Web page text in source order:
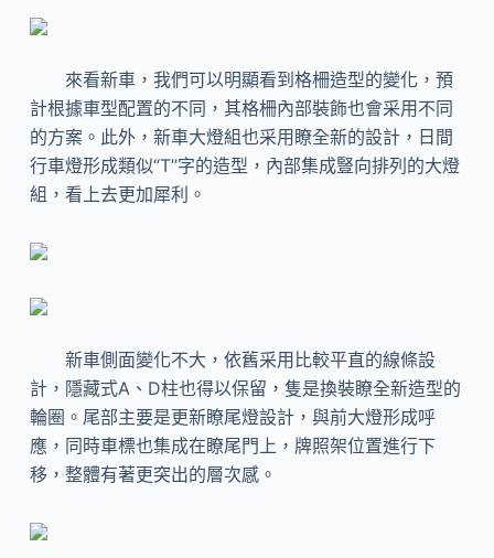
來看新車，我們可以明顯看到格柵造型的變化，預
計根據車型配置的不同，其格柵內部裝飾也會采用不同
的方案。此外，新車大燈組也采用瞭全新的設計，日間
行車燈形成類似“T”字的造型，內部集成豎向排列的大燈
組，看上去更加犀利。
新車側面變化不大，依舊采用比較平直的線條設
計，隱藏式A、D柱也得以保留，隻是換裝瞭全新造型的
輪圈。尾部主要是更新瞭尾燈設計，與前大燈形成呼
應，同時車標也集成在瞭尾門上，牌照架位置進行下
移，整體有著更突出的層次感。